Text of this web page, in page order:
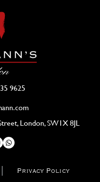
Privacy Policy
9625
London, SW1X 8JL